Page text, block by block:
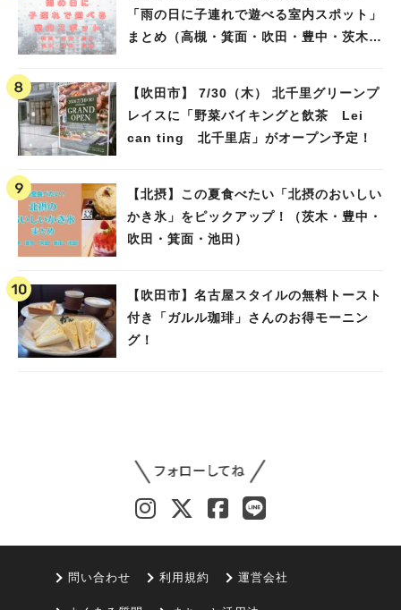
「雨の日に子連れで遊べる室内スポット」
まとめ（高槻・箕面・吹田・豊中・茨木・
【吹田市】 7/30（木） 北千里グリーンプ
レイスに「野菜バイキングと飲茶 Lei
can ting 北千里店」がオープン予定！
【北摂】この夏食べたい「北摂のおいしい
かき氷」をピックアップ！（茨木・豊中・
吹田・箕面・池田）
【吹田市】名古屋スタイルの無料トースト
付き「ガルル珈琲」さんのお得モーニン
グ！
問い合わせ 利用規約 運営会社